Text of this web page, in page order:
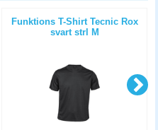
Funktions T-Shirt Tecnic Rox
svart strl M